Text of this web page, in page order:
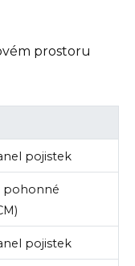
prostoru
pojistek
pohonné
pojistek